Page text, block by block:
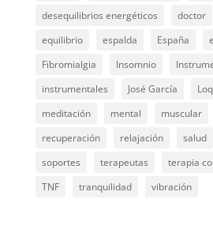
desequilibrios energéticos
doctor
equilibrio
espalda España
Fibromialgia
Insomnio
instrumentales
José García
meditación
mental muscular
recuperación
relajación salud
soportes
terapeutas
terapia
TNF
tranquilidad vibración